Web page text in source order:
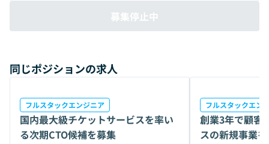
募集停止中
同じポジションの求人
フルスタックエンジニア
国内最大級チケットサービスを率い
る次期CTO候補を募集
フルスタックエン
創業3年で顧客
スの新規事業